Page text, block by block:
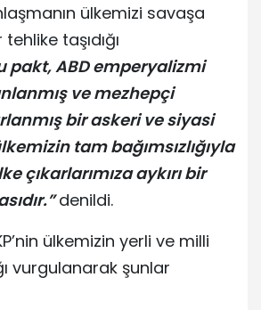
ülkemizi savaşa
taşıdığı
pakt, ABD emperyalizmi
ve mezhepçi
bir askeri ve siyasi
tam bağımsızlığıyla
çıkarlarımıza aykırı bir
denildi.
ülkemizin yerli ve milli
vurgulanarak şunlar